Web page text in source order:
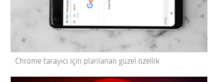
Chrome tarayıcı için planlanan güzel özellik